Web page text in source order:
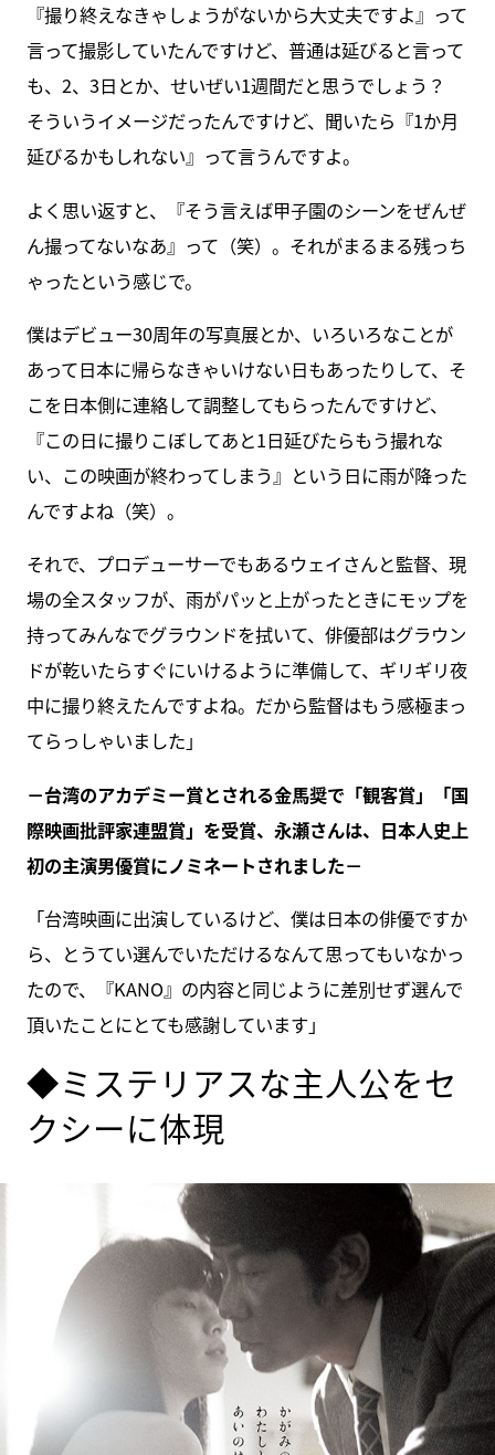
『撮り終えなきゃしょうがないから大丈夫ですよ』って
言って撮影していたんですけど、普通は延びると言って
も、2、3日とか、せいぜい1週間だと思うでしょう？
そういうイメージだったんですけど、聞いたら『1か月
延びるかもしれない』って言うんですよ。
よく思い返すと、『そう言えば甲子園のシーンをぜんぜ
ん撮ってないなあ』って（笑）。それがまるまる残っち
ゃったという感じで。
僕はデビュー30周年の写真展とか、いろいろなことが
あって日本に帰らなきゃいけない日もあったりして、そ
こを日本側に連絡して調整してもらったんですけど、
『この日に撮りこぼしてあと1日延びたらもう撮れな
い、この映画が終わってしまう』という日に雨が降った
んですよね（笑）。
それで、プロデューサーでもあるウェイさんと監督、現
場の全スタッフが、雨がパッと上がったときにモップを
持ってみんなでグラウンドを拭いて、俳優部はグラウン
ドが乾いたらすぐにいけるように準備して、ギリギリ夜
中に撮り終えたんですよね。だから監督はもう感極まっ
てらっしゃいました」
－台湾のアカデミー賞とされる金馬奨で「観客賞」「国
際映画批評家連盟賞」を受賞、永瀬さんは、日本人史上
初の主演男優賞にノミネートされました－
「台湾映画に出演しているけど、僕は日本の俳優ですか
ら、とうてい選んでいただけるなんて思ってもいなかっ
たので、『KANO』の内容と同じように差別せず選んで
頂いたことにとても感謝しています」
◆ミステリアスな主人公をセ
クシーに体現